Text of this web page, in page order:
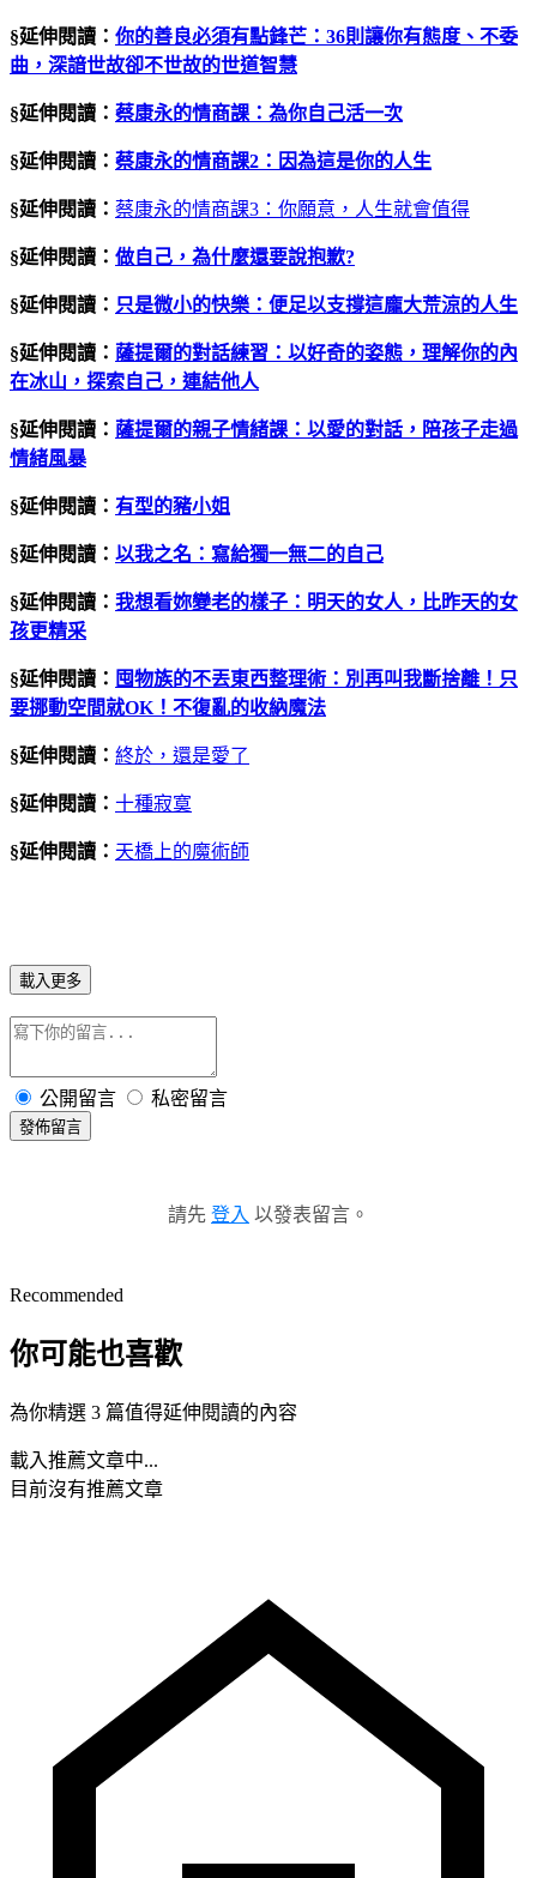
§延伸閱讀： 你的善良必須有點鋒芒：36則讓你有態度、不委
曲，深諳世故卻不世故的世道智慧
§延伸閱讀： 蔡康永的情商課：為你自己活一次
§延伸閱讀： 蔡康永的情商課2 ：因為這是你的人生
§延伸閱讀： 蔡康永的情商課3：你願意，人生就會值得
§延伸閱讀： 做自己，為什麼還要說抱歉?
§延伸閱讀： 只是微小的快樂：便足以支撐這龐大荒涼的人生
§延伸閱讀： 薩提爾的對話練習：以好奇的姿態，理解你的內
在冰山，探索自己，連結他人
§延伸閱讀： 薩提爾的親子情緒課：以愛的對話，陪孩子走過
情緒風暴
§延伸閱讀： 有型的豬小姐
§延伸閱讀： 以我之名：寫給獨一無二的自己
§延伸閱讀： 我想看妳變老的樣子：明天的女人，比昨天的女
孩更精采
§延伸閱讀： 囤物族的不丟東西整理術：別再叫我斷捨離！只
要挪動空間就OK！不復亂的收納魔法
§延伸閱讀： 終於，還是愛了
§延伸閱讀： 十種寂寞
§延伸閱讀： 天橋上的魔術師
載入更多
公開留言 私密留言
發佈留言
請先 登入 以發表留言。
Recommended
你可能也喜歡
為你精選 3 篇值得延伸閱讀的內容
載入推薦文章中...
目前沒有推薦文章